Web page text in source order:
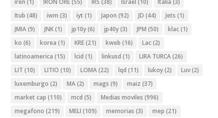
Itub (48) iwm (3) iyt (1) Japon (92) JD (44) Jets (1)
JMIA(9) JNK(1) jp10y(6) jp40y(3) JPM (50) klac(1)
ko (6) korea (1) KRE(21) kweb (16) Lac(2)
latinoamerica (15) lcid (1) linkusd (1) LIRA TURCA(26)
LIT (10) LITIO (10) LOMA(22) lqd (11) lukoy(2) Luv(2)
luxemburgo (2) MA(2) mags (9) maiz (37)
market cap (110) mcd (5) Medias moviles (996)
megafono (219) MELI (109) memorias (3) mep (21)